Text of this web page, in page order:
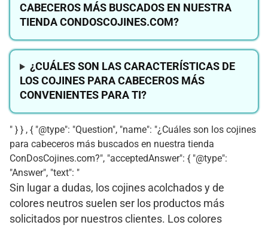
CABECEROS MÁS BUSCADOS EN NUESTRA
TIENDA CONDOSCOJINES.COM?
¿CUÁLES SON LAS CARACTERÍSTICAS DE
LOS COJINES PARA CABECEROS MÁS
CONVENIENTES PARA TI?
" } } , { "@type": "Question", "name": "¿Cuáles son los cojines
para cabeceros más buscados en nuestra tienda
ConDosCojines.com?", "acceptedAnswer": { "@type":
"Answer", "text": "
Sin lugar a dudas, los cojines acolchados y de
colores neutros suelen ser los productos más
solicitados por nuestros clientes. Los colores